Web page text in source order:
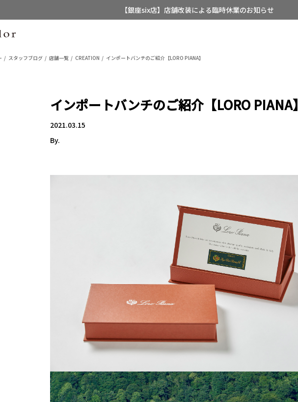
【店舗限定】レディースオーダースーツ
スタッフブログ 店舗一覧 CREATION インポートバンチのご紹介【LORO PIANA】
インポートバンチのご紹介【LORO PIANA】
2021.03.15
By.